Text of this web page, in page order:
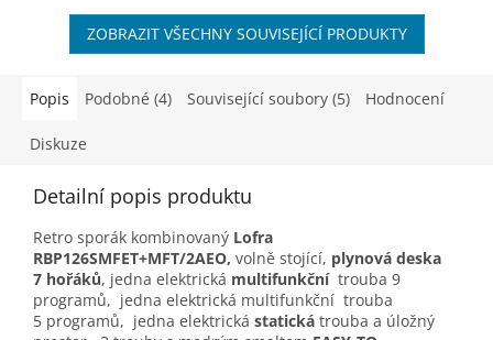
ZOBRAZIT VŠECHNY SOUVISEJÍCÍ PRODUKTY
Popis Podobné (4) Související soubory (5) Hodnocení
Diskuze
Detailní popis produktu
Retro sporák kombinovaný Lofra
RBP126SMFET+MFT/2AEO, volně stojící, plynová deska
7 hořáků, jedna elektrická multifunkční trouba 9
programů, jedna elektrická multifunkční trouba
5 programů, jedna elektrická statická trouba a úložný